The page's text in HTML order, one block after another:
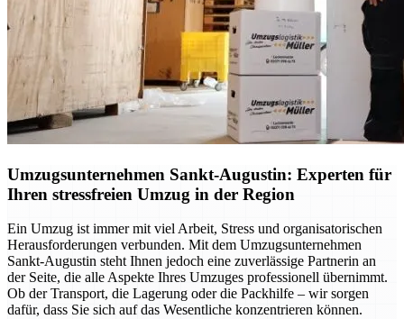
Umzugsunternehmen Sankt-Augustin: Experten für
Ihren stressfreien Umzug in der Region
Ein Umzug ist immer mit viel Arbeit, Stress und organisatorischen
Herausforderungen verbunden. Mit dem Umzugsunternehmen
Sankt-Augustin steht Ihnen jedoch eine zuverlässige Partnerin an
der Seite, die alle Aspekte Ihres Umzuges professionell übernimmt.
Ob der Transport, die Lagerung oder die Packhilfe – wir sorgen
dafür, dass Sie sich auf das Wesentliche konzentrieren können.